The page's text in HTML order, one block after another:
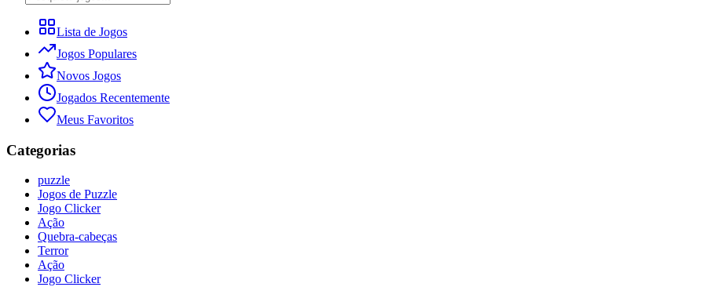
Lista de Jogos
Jogos Populares
Novos Jogos
Jogados Recentemente
Meus Favoritos
Categorias
puzzle
Jogos de Puzzle
Jogo Clicker
Ação
Quebra-cabeças
Terror
Ação
Jogo Clicker